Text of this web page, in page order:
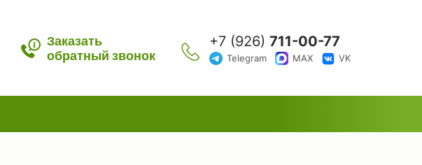
Заказать
обратный звонок
+7 (926) 711-00-77
Telegram MAX VK